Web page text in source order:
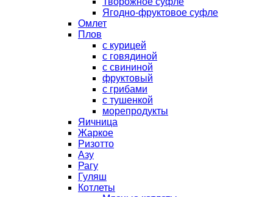
Ягодно-фруктовое суфле
Омлет
Плов
с курицей
с говядиной
с свининой
фруктовый
с грибами
с тушенкой
морепродукты
Яичница
Жаркое
Ризотто
Азу
Рагу
Гуляш
Котлеты